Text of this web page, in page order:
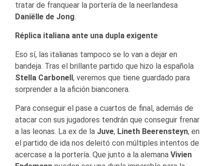
tratar de franquear la portería de la neerlandesa
Daniëlle de Jong.
Réplica italiana ante una dupla exigente
Eso sí, las italianas tampoco se lo van a dejar en
bandeja. Tras el brillante partido que hizo la española
Stella Carbonell , veremos que tiene guardado para
sorprender a la afición bianconera.
Para conseguir el pase a cuartos de final, además de
atacar con sus jugadores tendrán que conseguir frenar
a las leonas. La ex de la Juve, Lineth Beerensteyn, en
el partido de ida nos deleitó con múltiples intentos de
acercase a la portería. Que junto a la alemana Vivien